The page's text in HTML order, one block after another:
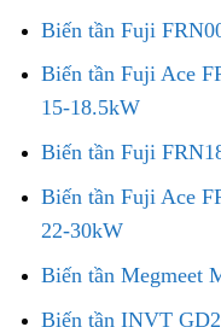
Biến tần Fuji
Biến tần Fuji Ace
15-18.5kW
Biến tần Fuji
Biến tần Fuji Ace
22-30kW
Biến tần Megmeet
Biến tần INVT